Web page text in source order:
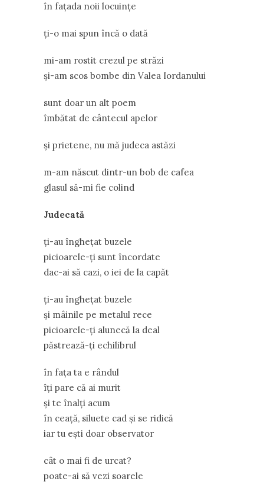
în fațada noii locuințe
ți-o mai spun încă o dată
mi-am rostit crezul pe străzi
și-am scos bombe din Valea Iordanului
sunt doar un alt poem
îmbătat de cântecul apelor
și prietene, nu mă judeca astăzi
m-am născut dintr-un bob de cafea
glasul să-mi fie colind
Judecată
ți-au înghețat buzele
picioarele-ți sunt încordate
dac-ai să cazi, o iei de la capăt
ți-au înghețat buzele
și mâinile pe metalul rece
picioarele-ți alunecă la deal
păstrează-ți echilibrul
în fața ta e rândul
îți pare că ai murit
și te înalți acum
în ceață, siluete cad și se ridică
iar tu ești doar observator
cât o mai fi de urcat?
poate-ai să vezi soarele